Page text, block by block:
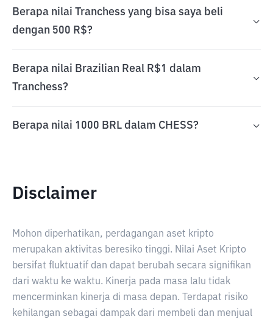
Berapa nilai Tranchess yang bisa saya beli
dengan 500 R$?
Berapa nilai Brazilian Real R$1 dalam
Tranchess?
Berapa nilai 1000 BRL dalam CHESS?
Disclaimer
Mohon diperhatikan, perdagangan aset kripto
merupakan aktivitas beresiko tinggi. Nilai Aset Kripto
bersifat fluktuatif dan dapat berubah secara signifikan
dari waktu ke waktu. Kinerja pada masa lalu tidak
mencerminkan kinerja di masa depan. Terdapat risiko
kehilangan sebagai dampak dari membeli dan menjual